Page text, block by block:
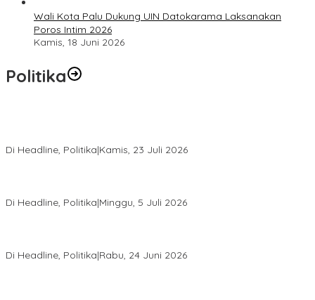
Wali Kota Palu Dukung UIN Datokarama Laksanakan
Poros Intim 2026
Kamis, 18 Juni 2026
Politika
Di Headline, Politika|Kamis, 23 Juli 2026
Di Headline, Politika|Minggu, 5 Juli 2026
Di Headline, Politika|Rabu, 24 Juni 2026